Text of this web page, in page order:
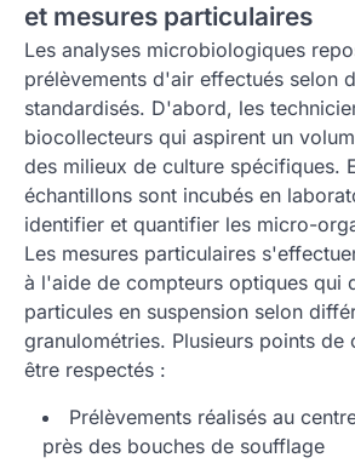
et mesures particulaires
Les analyses microbiologiques
prélèvements d'air effectués selon
standardisés. D'abord, les
biocollecteurs qui aspirent un
des milieux de culture spécifiques.
échantillons sont incubés en
identifier et quantifier les micro-
Les mesures particulaires
à l'aide de compteurs optiques qui
particules en suspension selon
granulométries. Plusieurs points de
être respectés :
Prélèvements réalisés au
près des bouches de soufflage